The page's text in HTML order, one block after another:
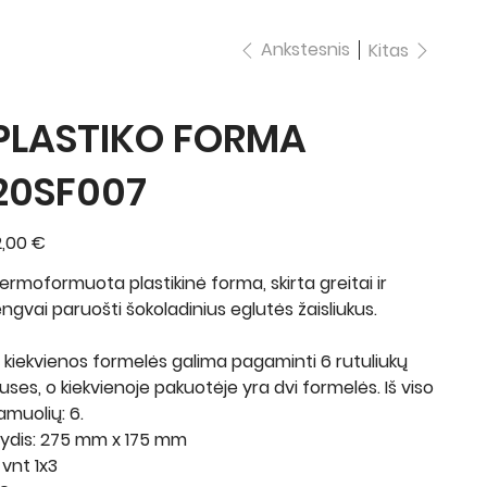
Ankstesnis Kitas
FORMA
€
plastikinė forma, skirta greitai ir
paruošti šokoladinius eglutės žaisliukus.
kiekvienos formelės galima pagaminti 6 rutuliukų
o kiekvienoje pakuotėje yra dvi formelės. Iš viso
6.
275 mm x 175 mm
1x3